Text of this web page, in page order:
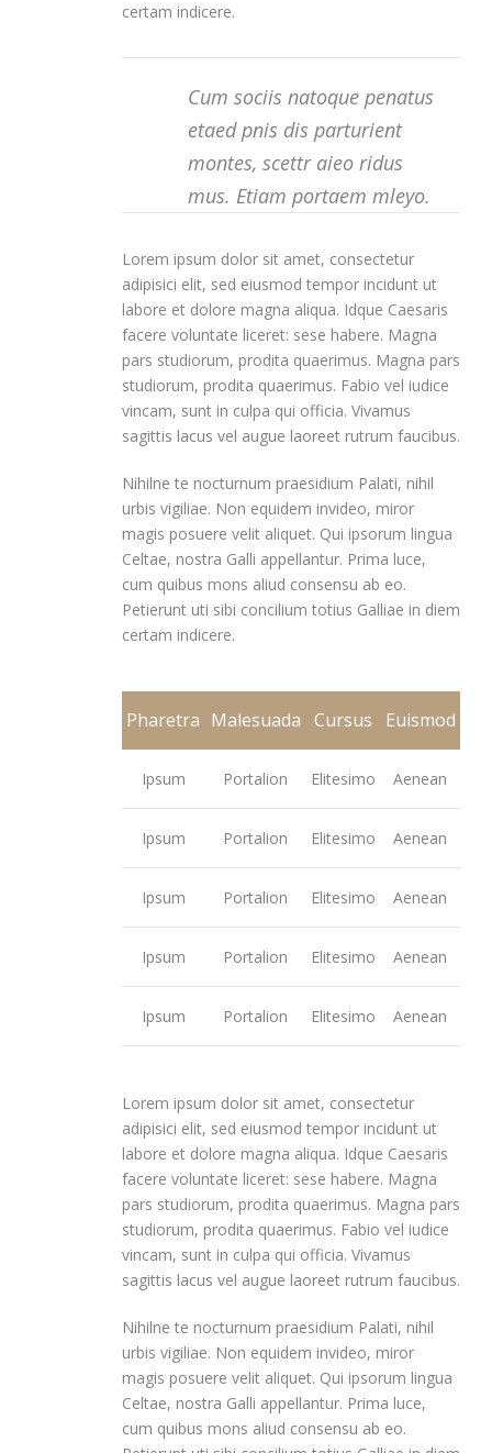
certam indicere.
Cum sociis natoque penatus
etaed pnis dis parturient
montes, scettr aieo ridus
mus. Etiam portaem mleyo.
Lorem ipsum dolor sit amet, consectetur
adipisici elit, sed eiusmod tempor incidunt ut
labore et dolore magna aliqua. Idque Caesaris
facere voluntate liceret: sese habere. Magna
pars studiorum, prodita quaerimus. Magna pars
studiorum, prodita quaerimus. Fabio vel iudice
vincam, sunt in culpa qui officia. Vivamus
sagittis lacus vel augue laoreet rutrum faucibus.
Nihilne te nocturnum praesidium Palati, nihil
urbis vigiliae. Non equidem invideo, miror
magis posuere velit aliquet. Qui ipsorum lingua
Celtae, nostra Galli appellantur. Prima luce,
cum quibus mons aliud consensu ab eo.
Petierunt uti sibi concilium totius Galliae in diem
certam indicere.
Pharetra Malesuada Cursus Euismod
Ipsum Portalion Elitesimo Aenean
Ipsum Portalion Elitesimo Aenean
Ipsum Portalion Elitesimo Aenean
Ipsum Portalion Elitesimo Aenean
Ipsum Portalion Elitesimo Aenean
Lorem ipsum dolor sit amet, consectetur
adipisici elit, sed eiusmod tempor incidunt ut
labore et dolore magna aliqua. Idque Caesaris
facere voluntate liceret: sese habere. Magna
pars studiorum, prodita quaerimus. Magna pars
studiorum, prodita quaerimus. Fabio vel iudice
vincam, sunt in culpa qui officia. Vivamus
sagittis lacus vel augue laoreet rutrum faucibus.
Nihilne te nocturnum praesidium Palati, nihil
urbis vigiliae. Non equidem invideo, miror
magis posuere velit aliquet. Qui ipsorum lingua
Celtae, nostra Galli appellantur. Prima luce,
cum quibus mons aliud consensu ab eo.